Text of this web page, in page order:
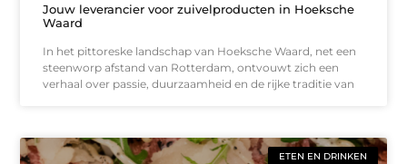
Jouw leverancier voor zuivelproducten in Hoeksche
Waard
In het pittoreske landschap van Hoeksche Waard, net een
steenworp afstand van Rotterdam, ontvouwt zich een
verhaal over passie, duurzaamheid en de rijke traditie van
ETEN EN DRINKEN